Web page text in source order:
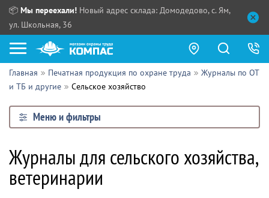
📦 Мы переехали! Новый адрес склада: Домодедово, с. Ям,
ул. Школьная, 36
Как купить?
Прайс-листы
Сотрудничество
Партнерам
Поставщикам
ПТ:
СБ, ВС:
Выдача продукции:
Главная Печатная продукция по охране труда
Журналы по ОТ
и ТБ и другие
Сельское хозяйство
Меню и фильтры
Журналы для сельского хозяйства,
ветеринарии